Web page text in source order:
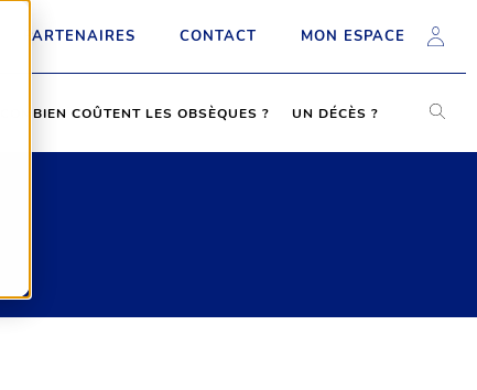
PARTENAIRES CONTACT MON ESPACE
COMBIEN COÛTENT LES OBSÈQUES ? UN DÉCÈS ?